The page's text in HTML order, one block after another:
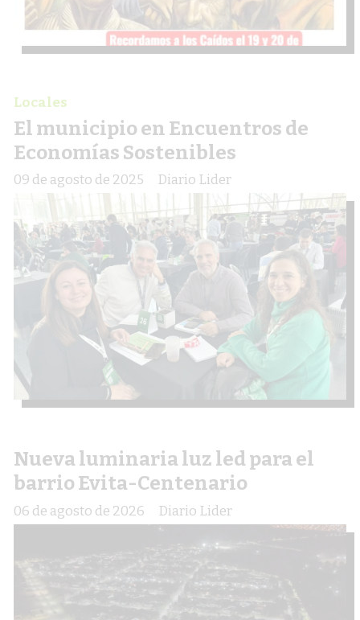
El municipio en Encuentros de
Economías Sostenibles
Diario Lider
Locales
09 de agosto de 2025
Nueva luminaria luz led para el
barrio Evita-Centenario
Diario Lider
06 de agosto de 2026